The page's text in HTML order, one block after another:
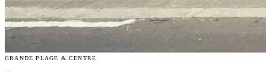
GRANDE PLAGE & CENTRE